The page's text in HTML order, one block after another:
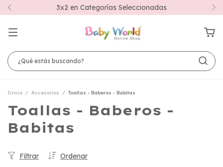
3x2 en Categorías Seleccionadas
Inicio / Accesorios / Toallas - Baberos - Babitas
Toallas - Baberos -
Babitas
Ordenar
Filtrar